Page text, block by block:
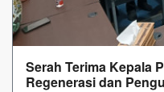
Serah Terima Kepala
Regenerasi dan